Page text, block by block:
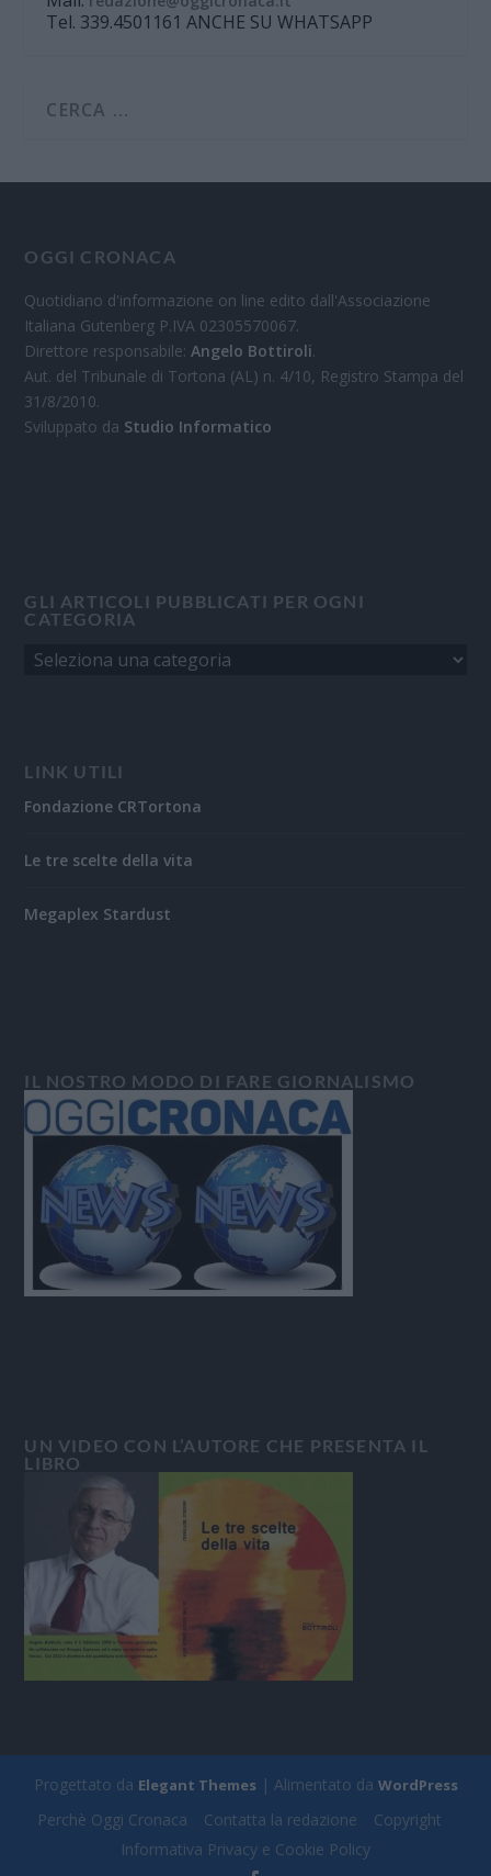
Tel. 339.4501161 ANCHE SU WHATSAPP
OGGI CRONACA
Quotidiano d'informazione on line edito dall'Associazione
Italiana Gutenberg P.IVA 02305570067.
Direttore responsabile:Angelo Bottiroli.
Aut. del Tribunale di Tortona (AL) n. 4/10, Registro Stampa del
31/8/2010.
Sviluppato da Studio Informatico
GLI ARTICOLI PUBBLICATI PER OGNI
CATEGORIA
LINK UTILI
Fondazione CRTortona
Le tre scelte della vita
Megaplex Stardust
IL NOSTRO MODO DI FARE GIORNALISMO
UN VIDEO CON L’AUTORE CHE PRESENTA IL
LIBRO
Progettato da Elegant Themes| Alimentato da WordPress
Perchè Oggi Cronaca Contatta la redazione
Copyright
Informativa Privacy e Cookie Policy